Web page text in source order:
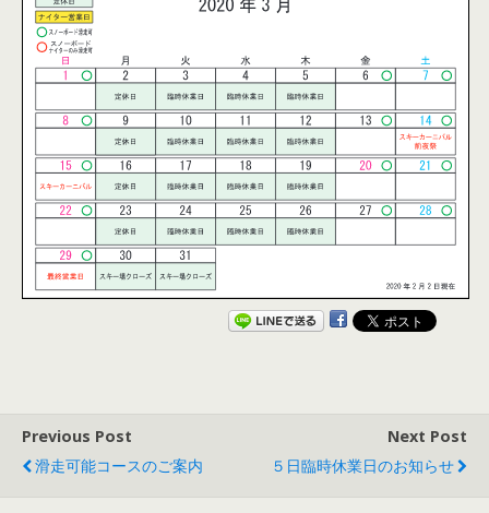
Previous Post
滑走可能コースのご案内
Next Post
５日臨時休業日のお知らせ